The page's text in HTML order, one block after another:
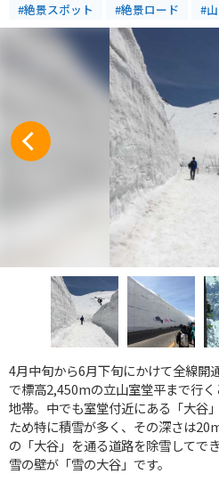
#絶景スポット #絶景ロード #
4月中旬から6月下旬にかけて全線開
で標高2,450mの立山室堂平まで行
地帯。中でも室堂付近にある「大谷
ため特に積雪が多く、その深さは
の「大谷」を通る道路を除雪してで
雪の壁が「雪の大谷」です。